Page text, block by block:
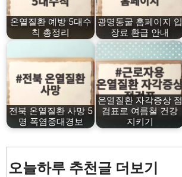
온열질환 예방 5대수
칙 총정리
광명동굴 홈페이지 입
장료 환급 안내
전북 온열질환 사망 5
명 폭염중대경보
온열질환 자각증상 점
검표로 여름철 건강
지키기
오늘하루 추천글 더보기